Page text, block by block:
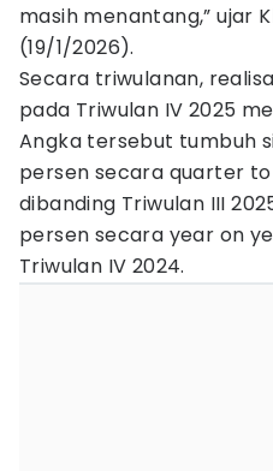
masih menantang,” ujar
(19/1/2026).
Secara triwulanan,
pada Triwulan IV 2025
Angka tersebut tumbuh
persen secara quarter
dibanding Triwulan III
persen secara year on
Triwulan IV 2024.